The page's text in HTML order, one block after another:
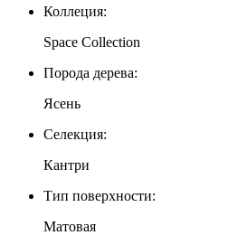
Коллеция:
Space Collection
Порода дерева:
Ясень
Селекция:
Кантри
Тип поверхности:
Матовая